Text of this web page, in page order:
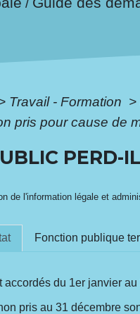
/
Travail - Formation >
pris pour cause de
PERD-
de l'information légale et
Fonction publique
accordés du 1er janvier au
pris au 31 décembre